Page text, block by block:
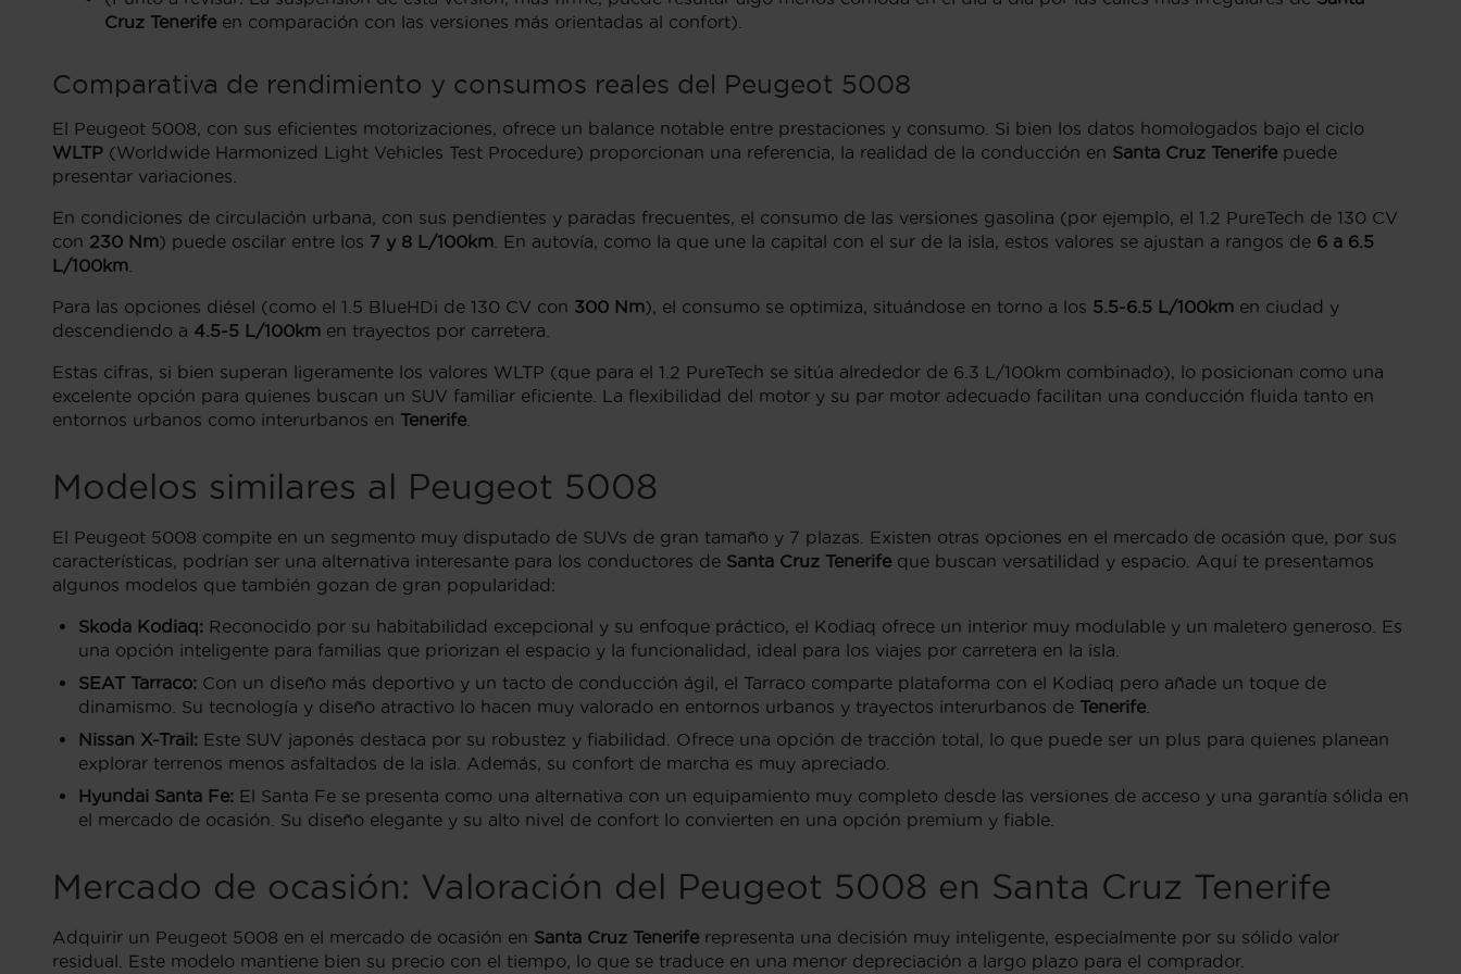
Cruz Tenerife en comparación con las versiones más orientadas al confort).
Comparativa de rendimiento y consumos reales del Peugeot 5008
El Peugeot 5008, con sus eficientes motorizaciones, ofrece un balance notable entre prestaciones y consumo. Si bien los datos homologados bajo el ciclo
WLTP (Worldwide Harmonized Light Vehicles Test Procedure) proporcionan una referencia, la realidad de la conducción en Santa Cruz Tenerife puede
presentar variaciones.
En condiciones de circulación urbana, con sus pendientes y paradas frecuentes, el consumo de las versiones gasolina (por ejemplo, el 1.2 PureTech de 130 CV
con 230 Nm) puede oscilar entre los 7 y 8 L/100km . En autovía, como la que une la capital con el sur de la isla, estos valores se ajustan a rangos de 6 a 6.5
L/100km
Para las opciones diésel (como el 1.5 BlueHDi de 130 CV con 300 Nm), el consumo se optimiza, situándose en torno a los 5.5-6.5 L/100km en ciudad y
descendiendo a 4.5-5 L/100km en trayectos por carretera.
Estas cifras, si bien superan ligeramente los valores WLTP (que para el 1.2 PureTech se sitúa alrededor de 6.3 L/100km combinado), lo posicionan como una
excelente opción para quienes buscan un SUV familiar eficiente. La flexibilidad del motor y su par motor adecuado facilitan una conducción fluida tanto en
entornos urbanos como interurbanos en Tenerife
Modelos similares al Peugeot 5008
El Peugeot 5008 compite en un segmento muy disputado de SUVs de gran tamaño y 7 plazas. Existen otras opciones en el mercado de ocasión que, por sus
características, podrían ser una alternativa interesante para los conductores de Santa Cruz Tenerife que buscan versatilidad y espacio. Aquí te presentamos
algunos modelos que también gozan de gran popularidad:
Skoda Kodiaq: Reconocido por su habitabilidad excepcional y su enfoque práctico, el Kodiaq ofrece un interior muy modulable y un maletero generoso. Es
una opción inteligente para familias que priorizan el espacio y la funcionalidad, ideal para los viajes por carretera en la isla.
SEAT Tarraco: Con un diseño más deportivo y un tacto de conducción ágil, el Tarraco comparte plataforma con el Kodiaq pero añade un toque de
dinamismo. Su tecnología y diseño atractivo lo hacen muy valorado en entornos urbanos y trayectos interurbanos de Tenerife
Nissan X-Trail: Este SUV japonés destaca por su robustez y fiabilidad. Ofrece una opción de tracción total, lo que puede ser un plus para quienes planean
explorar terrenos menos asfaltados de la isla. Además, su confort de marcha es muy apreciado.
Hyundai Santa Fe: El Santa Fe se presenta como una alternativa con un equipamiento muy completo desde las versiones de acceso y una garantía sólida en
el mercado de ocasión. Su diseño elegante y su alto nivel de confort lo convierten en una opción premium y fiable.
Mercado de ocasión: Valoración del Peugeot 5008 en Santa Cruz Tenerife
Adquirir un Peugeot 5008 en el mercado de ocasión en Santa Cruz Tenerife representa una decisión muy inteligente, especialmente por su sólido valor
residual. Este modelo mantiene bien su precio con el tiempo, lo que se traduce en una menor depreciación a largo plazo para el comprador.